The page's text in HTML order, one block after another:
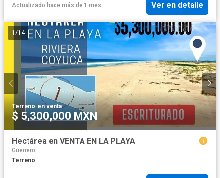
Actualizado hace más de 1 mes Ver en detalle
1 /14
Terreno·en venta
$ 5,300,000 MXN
Hectárea en VENTA EN LA PLAYA
Guerrero
Terreno